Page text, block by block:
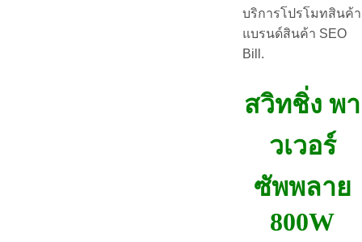
บริการโปรโมทสินค้า
แบรนด์สินค้า SEO
Bill.
สวิทชิ่ง พา
วเวอร์
ซัพพลาย
800W